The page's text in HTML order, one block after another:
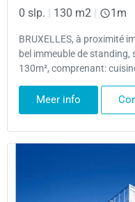
0 slp. 130 m2 1m
BRUXELLES, à proximité
bel immeuble de
130m², comprenant:
Meer info